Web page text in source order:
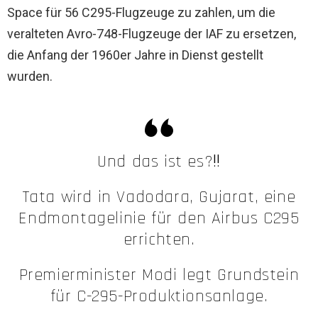
Space für 56 C295-Flugzeuge zu zahlen, um die
veralteten Avro-748-Flugzeuge der IAF zu ersetzen,
die Anfang der 1960er Jahre in Dienst gestellt
wurden.
Und das ist es?‼️
Tata wird in Vadodara, Gujarat, eine
Endmontagelinie für den Airbus C295
errichten.
Premierminister Modi legt Grundstein
für C-295-Produktionsanlage.